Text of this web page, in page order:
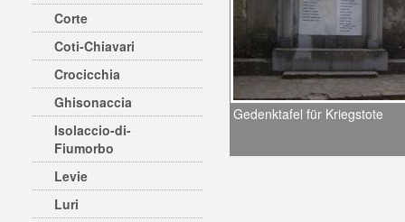
Corte
Coti-Chiavari
Crocicchia
Ghisonaccia
Isolaccio-di-
Fiumorbo
Levie
Luri
Gedenktafel für Kriegstote